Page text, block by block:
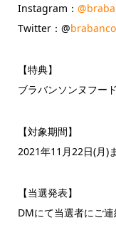
Instagram：
Twitter：@
【特典】
ブラバンソンヌフー
【対象期間】
2021年11月22日(月)
【当選発表】
DMにて当選者にご